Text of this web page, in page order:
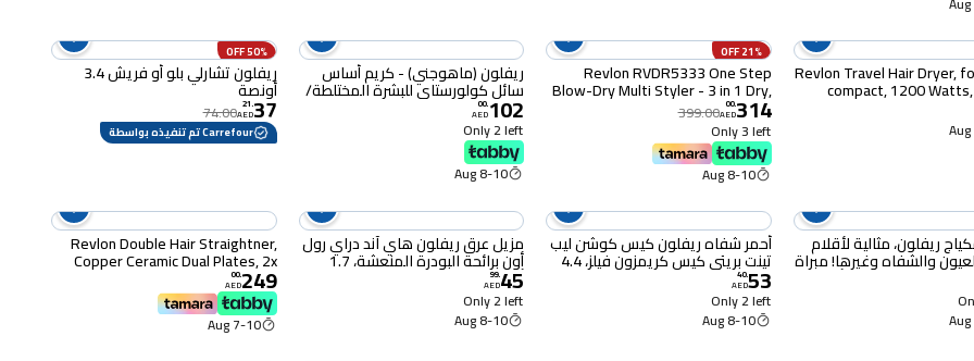
Revlon Travel Hair Dryer,
compact, 1200
speed settings, hanging ring,
removeable end cap,
voltage perfect -
21% OFF
Revlon RVDR5333 One Step
Blow-Dry Multi Styler - 3 in 1 Dry,
Curl and Volumizer with 3
Attachments - Detachable Head,
Curler, Dryer, Styler, 4 Settings -
360 Airflow curler
314
.
00
AED
399.00
Only 3 left
8-10 Aug
ريفلون (ماهوجني) - كريم أساس
سائل كولورستاي للبشرة المختلطة/
الدهنية، عامل حماية من الشمس
15، يدوم طويلاً، تغطية متوسطة إلى
كاملة، لمسة نهائية مطفية،
ماهوجني (440)، 30 مل
102
.
00
AED
Only 2 left
8-10 Aug
50% OFF
ريفلون تشارلي بلو أو فريش 3.4
أونصة
37
.
21
AED
74.00
Carrefour تم تنفيذه بواسطة
ريفلون، مثالية لأقلام
والشفاه وغيرها! مبراة
لجميع أحجام
الخشبية والبلاستيكية
أحمر شفاه ريفلون كيس كوشن ليب
تينت بريتي كيس كريمزون فيلز، 4.4
مل
53
.
40
AED
Only 2 left
8-10 Aug
مزيل عرق ريفلون هاي آند دراي رول
أون برائحة البودرة المنعشة، 1.7
أونصة
45
.
99
AED
Only 2 left
8-10 Aug
Revlon Double Hair Straightner,
Copper Ceramic Dual Plates, 2x
Faster, 10 LED Customisable,
Smart Heat Memory system, 1-
hour Auto-Shut Off -
RVST2204ARB
249
.
00
AED
7-10 Aug